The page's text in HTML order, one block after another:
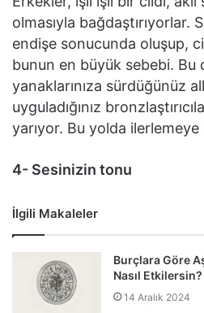
olmasıyla bağdaştırıyorlar.
endişe sonucunda oluşup,
bunun en büyük sebebi. Bu
yanaklarınıza sürdüğünüz
uyguladığınız
yarıyor. Bu yolda
4- Sesinizin tonu
İlgili Makaleler
Burçlara Göre
Nasıl Etkilersin?
14 Aralık 2024